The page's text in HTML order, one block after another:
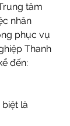
tâm
nhân
phục vụ
Thanh
đến:
là